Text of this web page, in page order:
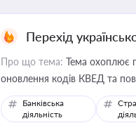
Перехід
Про що тема: Тема охоплює
оновлення кодів КВЕД та
Банківська
діяльність